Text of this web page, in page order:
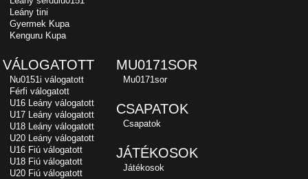
Leány tini
Gyermek Kupa
Kenguru Kupa
VÁLOGATOTT
Nu0151i válogatott
Férfi válogatott
U16 Leány válogatott
U17 Leány válogatott
U18 Leány válogatott
U20 Leány válogatott
U16 Fiú válogatott
U18 Fiú válogatott
U20 Fiú válogatott
MU0171SOR
Mu0171sor
CSAPATOK
Csapatok
JÁTÉKOSOK
Játékosok